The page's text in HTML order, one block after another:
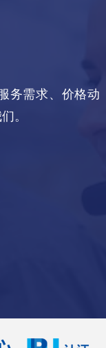
务需求、价格动
。